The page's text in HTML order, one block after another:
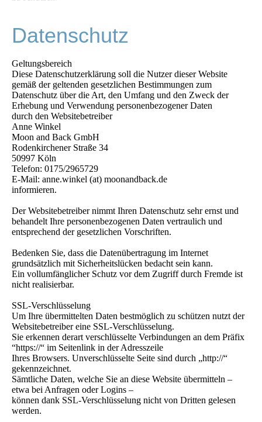
Datenschutz
Geltungsbereich
Diese Datenschutzerklärung soll die Nutzer dieser Website
gemäß der geltenden gesetzlichen Bestimmungen zum
Datenschutz über die Art, den Umfang und den Zweck der
Erhebung und Verwendung personenbezogener Daten
durch den Websitebetreiber
Anne Winkel
Moon and Back GmbH
Rodenkirchener Straße 34
50997 Köln
Telefon: 0175/2965729
E-Mail: anne.winkel (at) moonandback.de
informieren.
Der Websitebetreiber nimmt Ihren Datenschutz sehr ernst und
behandelt Ihre personenbezogenen Daten vertraulich und
entsprechend der gesetzlichen Vorschriften.
Bedenken Sie, dass die Datenübertragung im Internet
grundsätzlich mit Sicherheitslücken bedacht sein kann.
Ein vollumfänglicher Schutz vor dem Zugriff durch Fremde ist
nicht realisierbar.
SSL-Verschlüsselung
Um Ihre übermittelten Daten bestmöglich zu schützen nutzt der
Websitebetreiber eine SSL-Verschlüsselung.
Sie erkennen derart verschlüsselte Verbindungen an dem Präfix
“https://“ im Seitenlink in der Adresszeile
Ihres Browsers. Unverschlüsselte Seite sind durch „http://“
gekennzeichnet.
Sämtliche Daten, welche Sie an diese Website übermitteln –
etwa bei Anfragen oder Logins –
können dank SSL-Verschlüsselung nicht von Dritten gelesen
werden.